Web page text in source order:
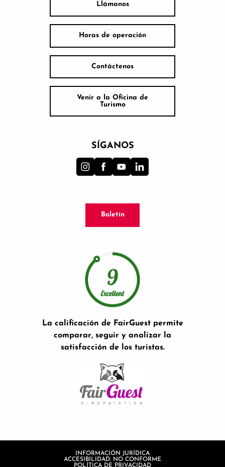
Llámanos
Horas de operación
Contáctenos
Venir a la Oficina de
Turismo
SÍGANOS
Boletín
La calificación de FairGuest permite
comparar, seguir y analizar la
satisfacción de los turistas.
INFORMACIÓN JURÍDICA
ACCESIBILIDAD: NO CONFORME
POLÍTICA DE PRIVACIDAD